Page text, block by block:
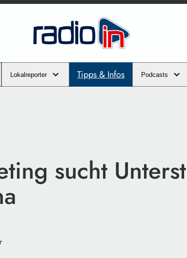
Lokalreporter Tipps & Infos Podcasts
sucht